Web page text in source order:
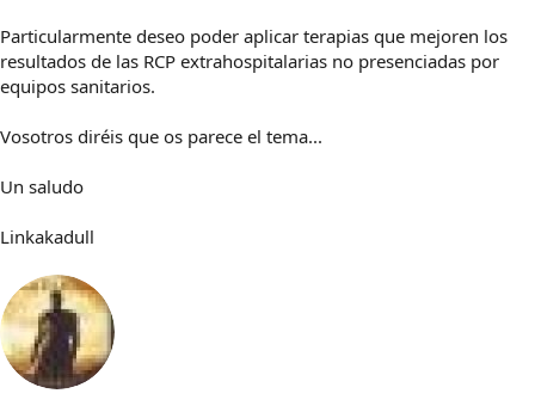
Particularmente deseo poder aplicar terapias que mejoren los
resultados de las RCP extrahospitalarias no presenciadas por
equipos sanitarios.
Vosotros diréis que os parece el tema...
Un saludo
Linkakadull